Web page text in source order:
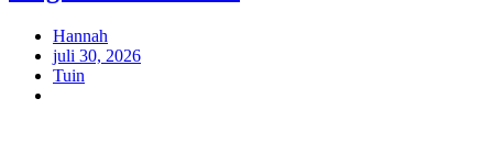
Hannah
juli 30, 2026
Tuin